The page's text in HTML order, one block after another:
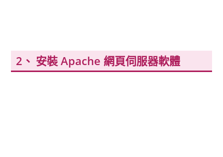
安裝 Apache 網頁伺服器軟體